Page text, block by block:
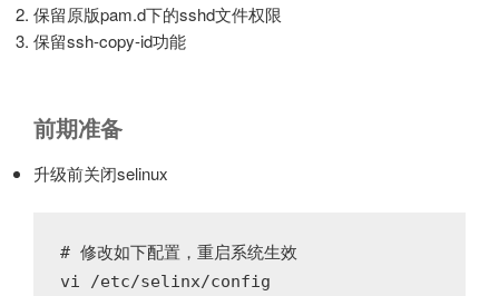
保留原版pam.d下的sshd文件权限
保留ssh-copy-id功能
前期准备
升级前关闭selinux
# 修改如下配置，重启系统生效
vi /etc/selinx/config